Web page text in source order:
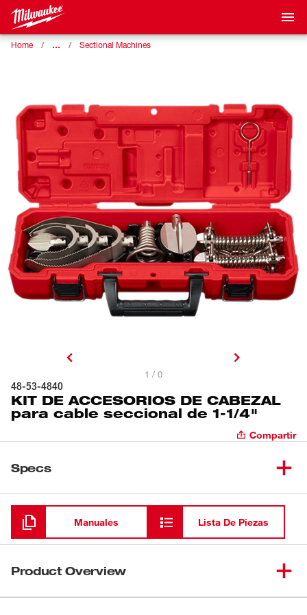
Home … Sectional Machines
1 / 0
48-53-4840
KIT DE ACCESORIOS DE CABEZAL
para cable seccional de 1-1/4"
Compartir
Specs
Cargando
Manuales Lista De Piezas
Product Overview